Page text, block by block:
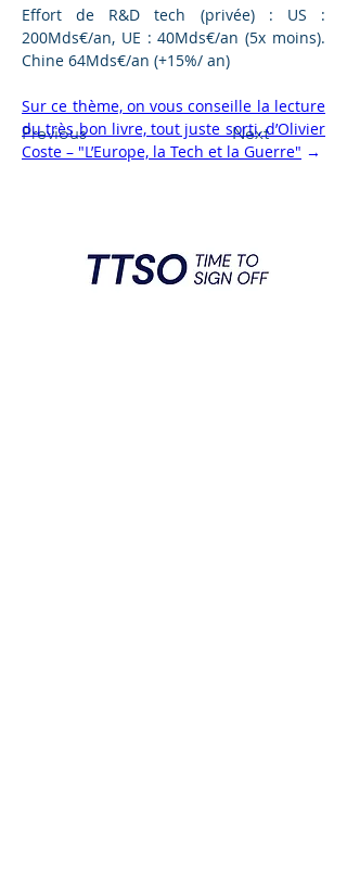
Previous Next
Effort de R&D tech (privée) : US :
200Mds€/an, UE : 40Mds€/an (5x moins).
Chine 64Mds€/an (+15%/ an)
Sur ce thème, on vous conseille la lecture
du très bon livre, tout juste sorti, d’Olivier
Coste – "L’Europe, la Tech et la Guerre" →